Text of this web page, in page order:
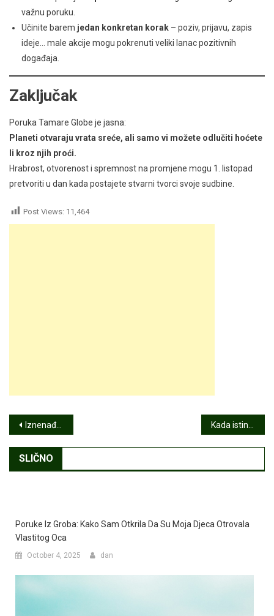
važnu poruku.
Učinite barem jedan konkretan korak – poziv, prijavu, zapis
ideje… male akcije mogu pokrenuti veliki lanac pozitivnih
događaja.
Zaključak
Poruka Tamare Globe je jasna:
Planeti otvaraju vrata sreće, ali samo vi možete odlučiti hoćete
li kroz njih proći.
Hrabrost, otvorenost i spremnost na promjene mogu 1. listopad
pretvoriti u dan kada postajete stvarni tvorci svoje sudbine.
Post Views: 11,464
Post
navigation
Iznenađenje nakon gubitka: Kako me je svekarova tišina naučila pravoj vrednosti ljubavi i poverenja
SLIČNO
Poruke Iz Groba: Kako Sam Otkrila Da Su Moja Djeca Otrovala
Vlastitog Oca
October 4, 2025 dan